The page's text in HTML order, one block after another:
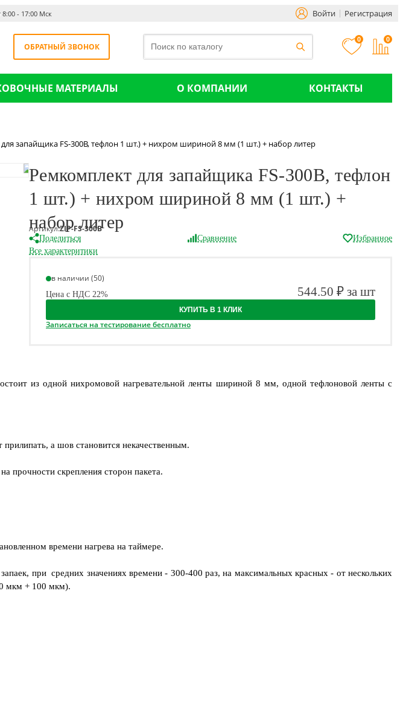
- 17:00 Мск Войти Регистрация
ОБРАТНЫЙ ЗВОНОК
0 0
МАТЕРИАЛЫ О КОМПАНИИ КОНТАКТЫ
запайщика FS-300B, тефлон 1 шт.) + нихром шириной 8 мм (1 шт.) + набор литер
Ремкомплект для запайщика FS-300B, тефлон
1 шт.) + нихром шириной 8 мм (1 шт.) +
набор литер
Артикул:ZIP-FS-300B
Поделиться Сравнение
Избранное
Все характеритики
в наличии (50)
Цена с НДС 22% 544.50 ₽ за шт
КУПИТЬ В 1 КЛИК
Записаться на тестирование бесплатно
из одной нихромовой нагревательной ленты шириной 8 мм, одной тефлоновой ленты с
а шов становится некачественным.
прочности скрепления сторон пакета.
времени нагрева на таймере.
при средних значениях времени - 300-400 раз, на максимальных красных - от нескольких
мкм + 100 мкм).